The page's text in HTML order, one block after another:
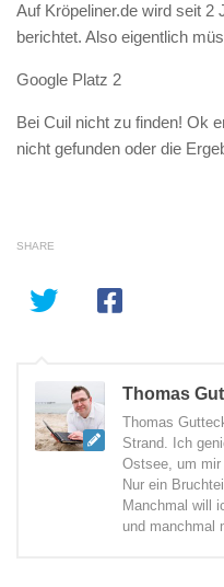
Auf Kröpeliner.de wird seit 2
berichtet. Also eigentlich
Google Platz 2
Bei Cuil nicht zu finden! Ok
nicht gefunden oder die
SHARE
Thomas
Thomas
Strand. Ich
Ostsee, um mir
Nur ein
Manchmal will
und manchmal